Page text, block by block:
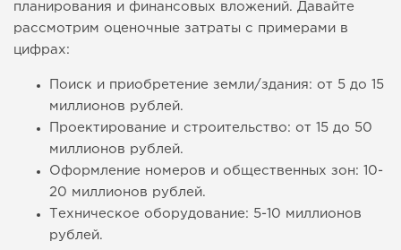
планирования и финансовых вложений. Давайте
рассмотрим оценочные затраты с примерами в
цифрах:
Поиск и приобретение земли/здания: от 5 до 15
миллионов рублей.
Проектирование и строительство: от 15 до 50
миллионов рублей.
Оформление номеров и общественных зон: 10-
20 миллионов рублей.
Техническое оборудование: 5-10 миллионов
рублей.